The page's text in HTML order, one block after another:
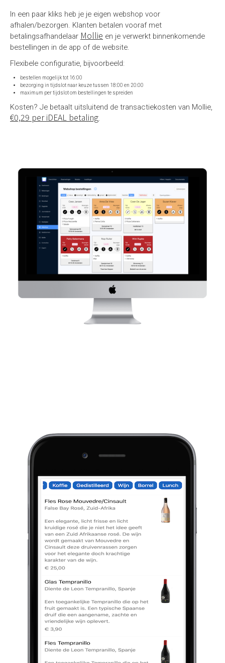
In een paar kliks heb je je eigen webshop voor
afhalen/bezorgen. Klanten betalen vooraf met
betalingsafhandelaar Mollie en je verwerkt binnenkomende
bestellingen in de app of de website.
Flexibele configuratie, bijvoorbeeld:
bestellen mogelijk tot 16:00
bezorging in tijdslot naar keuze tussen 18:00 en 20:00
maximum per tijdslot om bestellingen te spreiden
Kosten? Je betaalt uitsluitend de transactiekosten van Mollie,
€0,29 per iDEAL betaling.